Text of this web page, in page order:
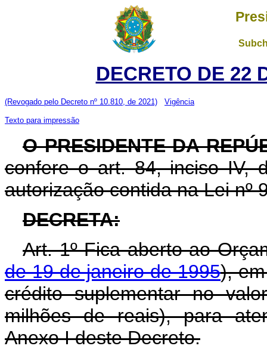
DECRETO DE 22
(Revogado pelo Decreto nº 10.810, de 2021) Vigência
Texto para impressão
O PRESIDENTE DA
confere o art. 84, inciso IV,
autorização contida na Lei nº
DECRETA:
Art. 1º Fica aberto ao
de 19 de janeiro de 1995),
crédito suplementar no
milhões de reais), para
Anexo I deste Decreto.